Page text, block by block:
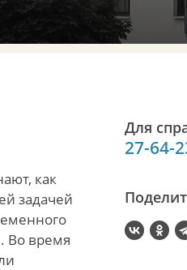
как
задачей
Во время
Для
27-64-